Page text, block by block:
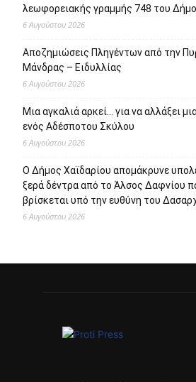
λεωφορειακής γραμμής 748 του
6 Αυγούστου 2026
Αποζημιώσεις Πληγέντων από την
Μάνδρας – Ειδυλλίας
6 Αυγούστου 2026
Μια αγκαλιά αρκεί… για να αλλάξει
ενός Αδέσποτου Σκύλου
6 Αυγούστου 2026
Ο Δήμος Χαϊδαρίου απομάκρυνε
ξερά δέντρα από το Άλσος Δαφνίου
βρίσκεται υπό την ευθύνη του
6 Αυγούστου 2026